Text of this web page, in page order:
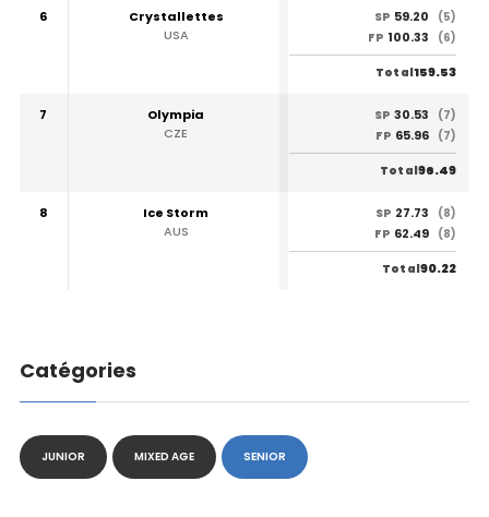
6
Crystallettes
USA
SP 59.20
(5)
FP 100.33 (6)
Total159.53
7
Olympia
CZE
SP 30.53
(7)
FP 65.96 (7)
Total96.49
8
Ice Storm
AUS
SP 27.73
(8)
FP 62.49 (8)
Total90.22
Catégories
JUNIOR MIXED AGE SENIOR